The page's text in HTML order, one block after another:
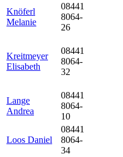
Knöferl
Melanie
08441
8064-
26
Kreitmeyer
Elisabeth
08441
8064-
32
Lange
Andrea
08441
8064-
10
Loos Daniel
08441
8064-
34